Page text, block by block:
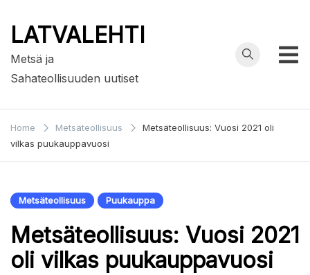
LATVALEHTI
Metsä ja
Sahateollisuuden uutiset
Home Metsäteollisuus
Metsäteollisuus: Vuosi 2021 oli
vilkas puukauppavuosi
Metsäteollisuus Puukauppa
Metsäteollisuus: Vuosi 2021
oli vilkas puukauppavuosi